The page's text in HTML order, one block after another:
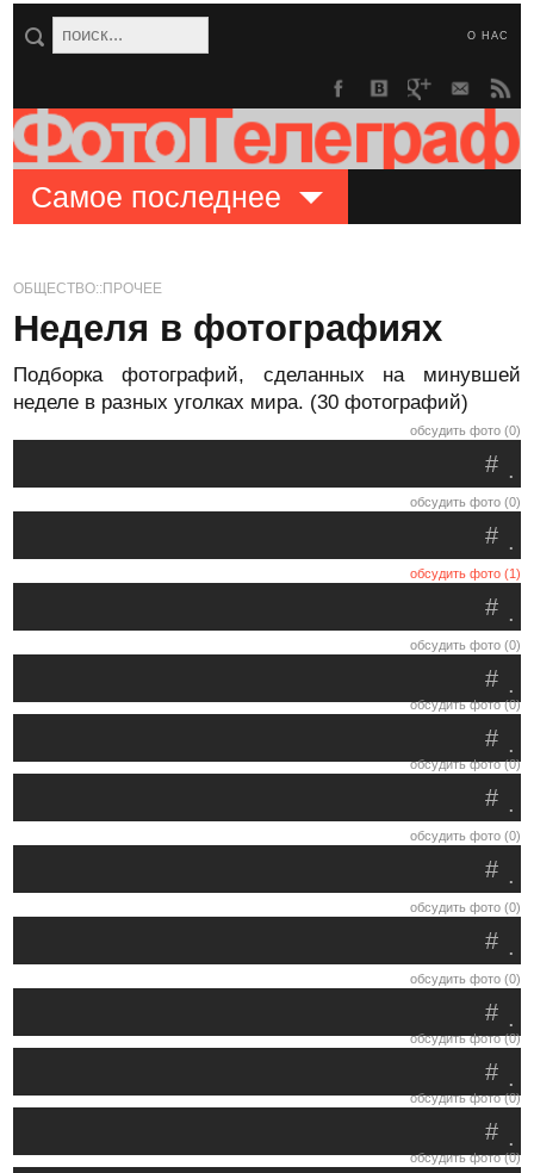
О НАС
Самое последнее
ОБЩЕСТВО::ПРОЧЕЕ
Неделя в фотографиях
Подборка фотографий, сделанных на минувшей
неделе в разных уголках мира. (30 фотографий)
обсудить фото (0)
.
#
обсудить фото (0)
.
#
обсудить фото (1)
.
#
обсудить фото (0)
.
#
обсудить фото (0)
.
#
обсудить фото (0)
.
#
обсудить фото (0)
.
#
обсудить фото (0)
.
#
обсудить фото (0)
.
#
обсудить фото (0)
.
#
обсудить фото (0)
.
#
обсудить фото (0)